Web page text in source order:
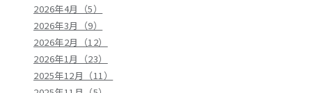
2026年4月（5）
2026年3月（9）
2026年2月（12）
2026年1月（23）
2025年12月（11）